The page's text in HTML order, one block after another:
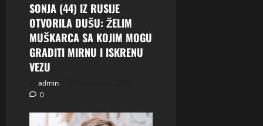
SONJA (44) IZ RUSIJE
OTVORILA DUŠU: ŽELIM
MUŠKARCA SA KOJIM MOGU
GRADITI MIRNU I ISKRENU
VEZU
admin
0